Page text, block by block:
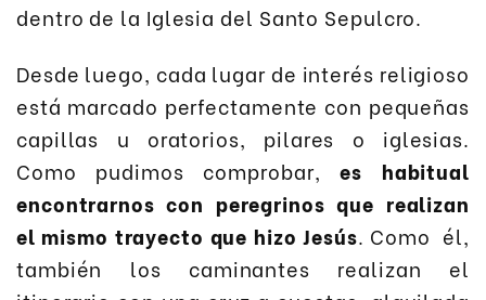
dentro de la Iglesia del Santo Sepulcro.
Desde luego, cada lugar de interés religioso
está marcado perfectamente con pequeñas
capillas u oratorios, pilares o iglesias.
Como pudimos comprobar,es habitual
encontrarnos con peregrinos que realizan
el mismo trayecto que hizo Jesús. Como él,
también los caminantes realizan el